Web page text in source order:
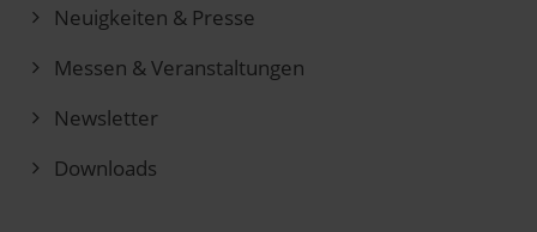
Neuigkeiten & Presse
Messen & Veranstaltungen
Newsletter
Downloads